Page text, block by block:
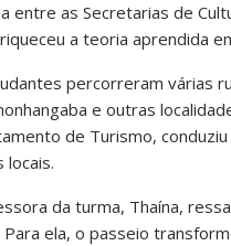
entre as Secretarias de
a teoria aprendida
percorreram várias
e outras
de Turismo,
locais.
da turma, Thaína,
Para ela, o passeio